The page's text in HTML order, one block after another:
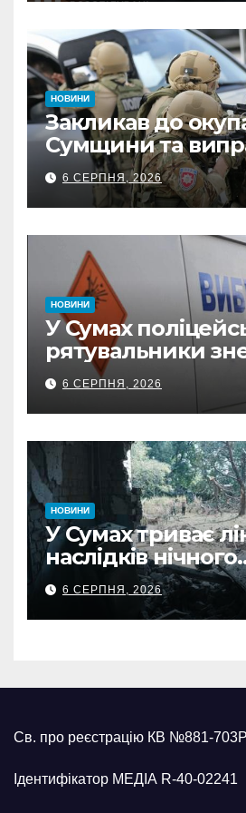
ФОПа
НОВИНИ
Закликав до
Сумщини та
обстріли: СБУ
з Охтирки
6 СЕРПНЯ, 2026
НОВИНИ
У Сумах
рятувальники
500-кілограмову
росіян
6 СЕРПНЯ, 2026
НОВИНИ
У Сумах триває
наслідків нічного
масованого
6 СЕРПНЯ, 2026
Св. про реєстрацію КВ №881-703Р
Ідентифікатор МЕДІА R-40-02241